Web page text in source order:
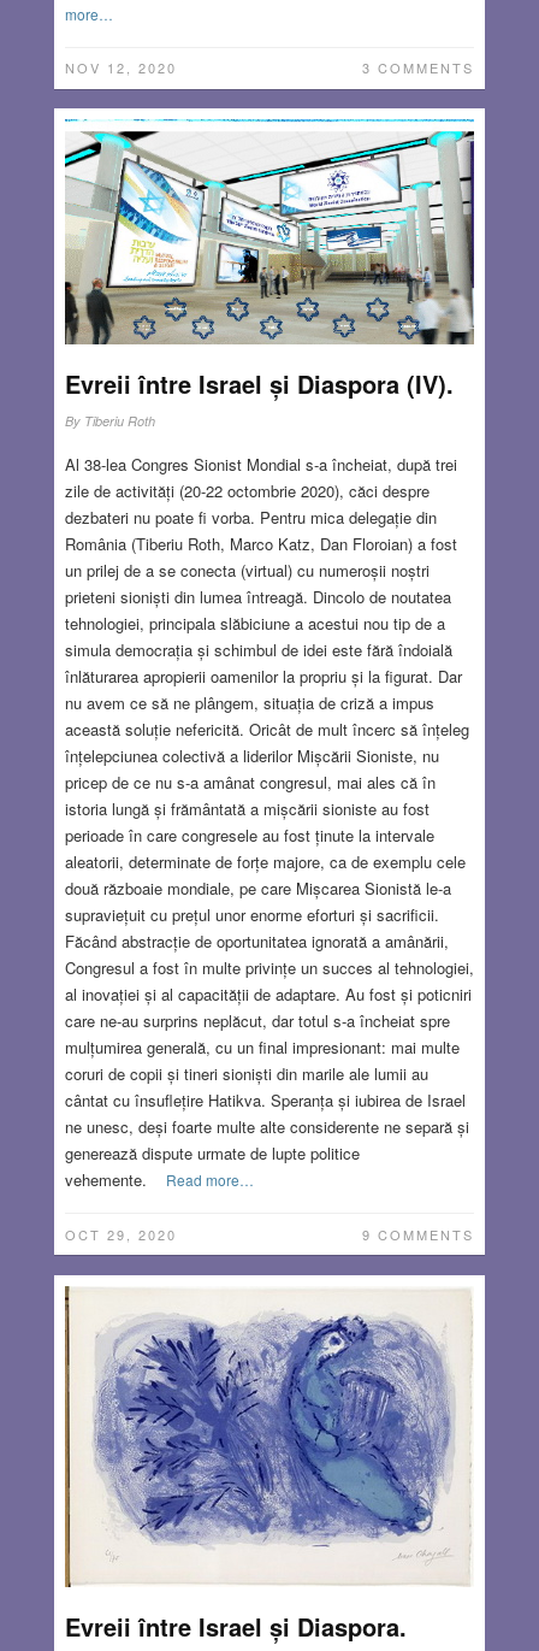
more…
NOV 12, 2020 3 COMMENTS
Evreii între Israel și Diaspora (IV).
By Tiberiu Roth
Al 38-lea Congres Sionist Mondial s-a încheiat, după trei
zile de activități (20-22 octombrie 2020), căci despre
dezbateri nu poate fi vorba. Pentru mica delegație din
România (Tiberiu Roth, Marco Katz, Dan Floroian) a fost
un prilej de a se conecta (virtual) cu numeroșii noștri
prieteni sioniști din lumea întreagă. Dincolo de noutatea
tehnologiei, principala slăbiciune a acestui nou tip de a
simula democrația și schimbul de idei este fără îndoială
înlăturarea apropierii oamenilor la propriu și la figurat. Dar
nu avem ce să ne plângem, situația de criză a impus
această soluție nefericită. Oricât de mult încerc să înțeleg
înțelepciunea colectivă a liderilor Mișcării Sioniste, nu
pricep de ce nu s-a amânat congresul, mai ales că în
istoria lungă și frământată a mișcării sioniste au fost
perioade în care congresele au fost ținute la intervale
aleatorii, determinate de forțe majore, ca de exemplu cele
două războaie mondiale, pe care Mișcarea Sionistă le-a
supraviețuit cu prețul unor enorme eforturi și sacrificii.
Făcând abstracție de oportunitatea ignorată a amânării,
Congresul a fost în multe privințe un succes al tehnologiei,
al inovației și al capacității de adaptare. Au fost și poticniri
care ne-au surprins neplăcut, dar totul s-a încheiat spre
mulțumirea generală, cu un final impresionant: mai multe
coruri de copii și tineri sioniști din marile ale lumii au
cântat cu însuflețire Hatikva. Speranța și iubirea de Israel
ne unesc, deși foarte multe alte considerente ne separă și
generează dispute urmate de lupte politice
vehemente.
Read more…
OCT 29, 2020 9 COMMENTS
Evreii între Israel și Diaspora.